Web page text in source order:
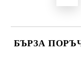
БЪРЗА